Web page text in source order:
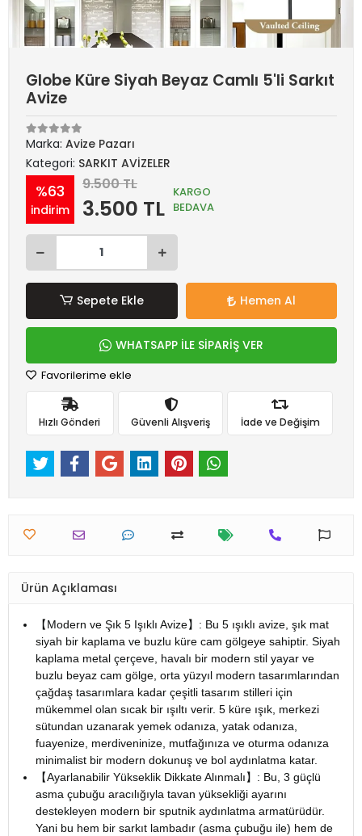
Globe Küre Siyah Beyaz Camlı 5'li Sarkıt
Avize
Marka: Avize Pazarı
Kategori: SARKIT AVİZELER
%63
indirim
9.500 TL
3.500 TL
KARGO
BEDAVA
Sepete Ekle Hemen Al
WHATSAPP İLE SİPARİŞ VER
Favorilerime ekle
Hızlı Gönderi Güvenli Alışveriş İade ve Değişim
Ürün Açıklaması
【Modern ve Şık 5 Işıklı Avize】: Bu 5 ışıklı avize, şık mat
siyah bir kaplama ve buzlu küre cam gölgeye sahiptir. Siyah
kaplama metal çerçeve, havalı bir modern stil yayar ve
buzlu beyaz cam gölge, orta yüzyıl modern tasarımlarından
çağdaş tasarımlara kadar çeşitli tasarım stilleri için
mükemmel olan sıcak bir ışıltı verir. 5 küre ışık, merkezi
sütundan uzanarak yemek odanıza, yatak odanıza,
fuayenize, merdiveninize, mutfağınıza ve oturma odanıza
minimalist bir modern dokunuş ve bol aydınlatma katar.
【Ayarlanabilir Yükseklik Dikkate Alınmalı】: Bu, 3 güçlü
asma çubuğu aracılığıyla tavan yüksekliği ayarını
destekleyen modern bir sputnik aydınlatma armatürüdür.
Yani bu hem bir sarkıt lambadır (asma çubuğu ile) hem de